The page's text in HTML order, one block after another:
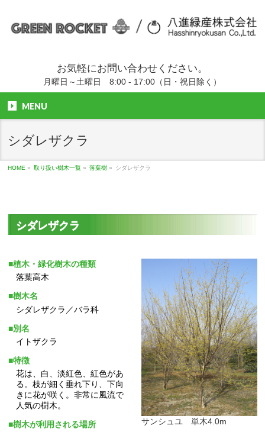
お気軽にお問い合わせください。
月曜日～土曜日 8:00 - 17:00（日・祝日除く）
MENU
シダレザクラ
HOME » 取り扱い樹木一覧 » 落葉樹 » シダレザクラ
シダレザクラ
■植木・緑化樹木の種類
落葉高木
■樹木名
シダレザクラ／バラ科
■別名
イトザクラ
■特徴
花は、白、淡紅色、紅色があ
る。枝が細く垂れ下り、下向
きに花が咲く。非常に風流で
人気の樹木。
■樹木が利用される場所
サンシュユ 単木4.0m